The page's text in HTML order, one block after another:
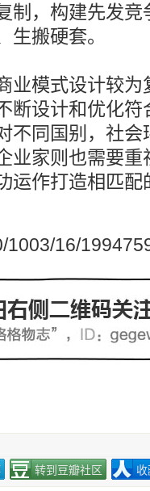
制，构建先发
生搬硬套。
业模式设计较
断设计和优化
不同国别，社
业家则也需要
运作打造相匹配
1003/16/
转到豆瓣社区